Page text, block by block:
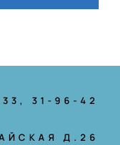
31-96-42
Д.26